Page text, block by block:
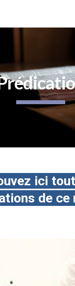
ici
de ce